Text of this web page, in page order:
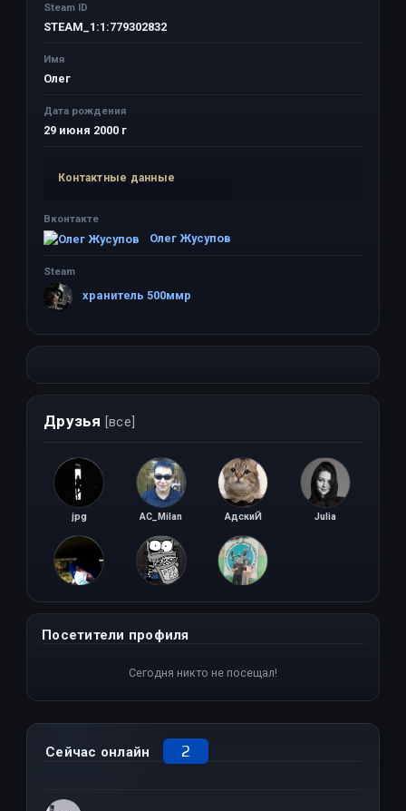
Steam ID
STEAM_1:1:779302832
Имя
Олег
Дата рождения
29 июня 2000 г
Контактные данные
Вконтакте
Олег Жусупов
Steam
хранитель 500ммр
Друзья [все]
jpg AC_Milan АдскиЙ Julia
Посетители профиля
Сегодня никто не посещал!
Сейчас онлайн 2